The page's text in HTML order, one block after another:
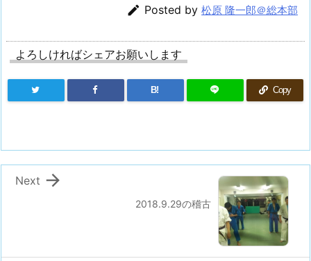
 Posted by 松原 隆一郎＠総本部
よろしければシェアお願いします
B! Copy
2018.9.29の稽古

Next